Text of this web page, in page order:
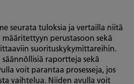
seurata tuloksia ja vertailla niitä
perustasoon sekä
suorituskykymittareihin.
raportteja sekä
voit parantaa prosesseja, jos
vaihtelua. Niiden avulla voit